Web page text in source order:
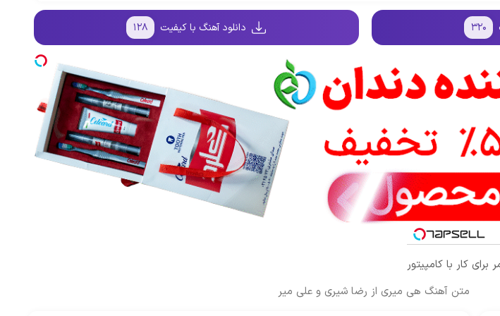
۳۲۰ دانلود آهنگ با کیفیت ۱۲۸
کار با کامپیتور
متن آهنگ هی میری از رضا شیری و علی میر